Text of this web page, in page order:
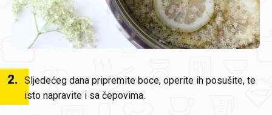
2. Sljedećeg dana pripremite boce, operite ih posušite, te
isto napravite i sa čepovima.